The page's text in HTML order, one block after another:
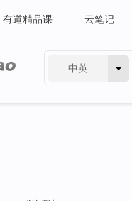
有道精品课 云笔记
中英